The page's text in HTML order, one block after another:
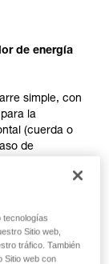
de energía
simple, con
la
(cuerda o
de
de
tecnologías
Sitio web,
tráfico. También
Sitio web con